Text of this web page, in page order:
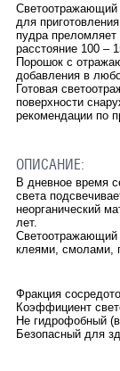
Светоотражающий
для
пудра преломляет
расстояние 100 –
Порошок с
добавления в
Готовая
поверхности
рекомендации по
ОПИСАНИЕ:
В дневное время
света
неорганический
лет.
Светоотражающий
клеями, смолами,
Фракция
Коэффициент
Не гидрофобный
Безопасный для